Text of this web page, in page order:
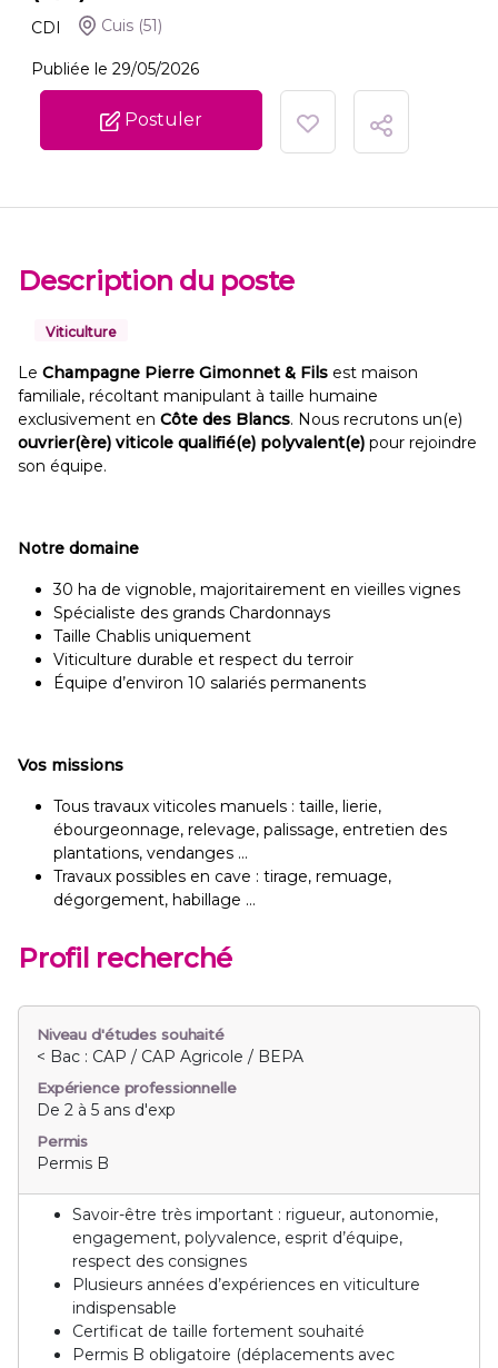
CDI Cuis (51)
Publiée le 29/05/2026
Postuler
Description du poste
Viticulture
Le Champagne Pierre Gimonnet & Fils est maison
familiale, récoltant manipulant à taille humaine
exclusivement en Côte des Blancs. Nous recrutons un(e)
ouvrier(ère) viticole qualifié(e) polyvalent(e) pour rejoindre
son équipe.
Notre domaine
30 ha de vignoble, majoritairement en vieilles vignes
Spécialiste des grands Chardonnays
Taille Chablis uniquement
Viticulture durable et respect du terroir
Équipe d’environ 10 salariés permanents
Vos missions
Tous travaux viticoles manuels : taille, lierie,
ébourgeonnage, relevage, palissage, entretien des
plantations, vendanges …
Travaux possibles en cave : tirage, remuage,
dégorgement, habillage …
Profil recherché
Niveau d'études souhaité
< Bac : CAP / CAP Agricole / BEPA
Expérience professionnelle
De 2 à 5 ans d'exp
Permis
Permis B
Savoir-être très important : rigueur, autonomie,
engagement, polyvalence, esprit d’équipe,
respect des consignes
Plusieurs années d’expériences en viticulture
indispensable
Certificat de taille fortement souhaité
Permis B obligatoire (déplacements avec